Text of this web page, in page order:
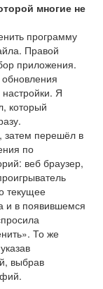
многие не
программу
Правой
приложения.
Я
который
затем перешёл в
по
веб браузер,
текущее
и в появившемся
То же
выбрав